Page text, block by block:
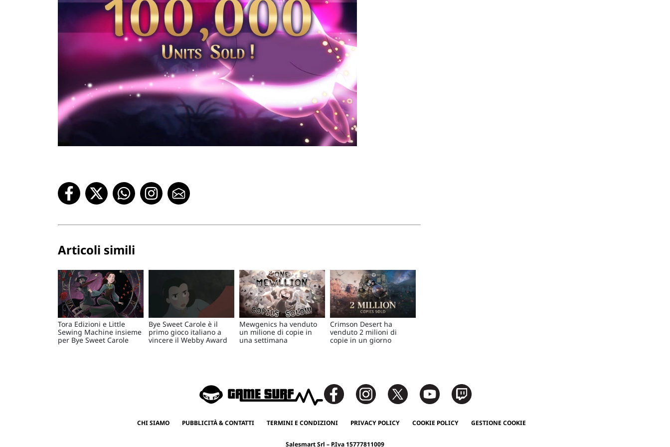
Articoli simili
Tora Edizioni e Little
Sewing Machine insieme
per Bye Sweet Carole
Bye Sweet Carole è il
primo gioco italiano a
vincere il Webby Award
Mewgenics ha venduto
un milione di copie in
una settimana
Crimson Desert ha
venduto 2 milioni di
copie in un giorno
CHI SIAMO PUBBLICITÀ & CONTATTI TERMINI E CONDIZIONI PRIVACY POLICY COOKIE POLICY GESTIONE COOKIE
Salesmart Srl – P.Iva 15777811009